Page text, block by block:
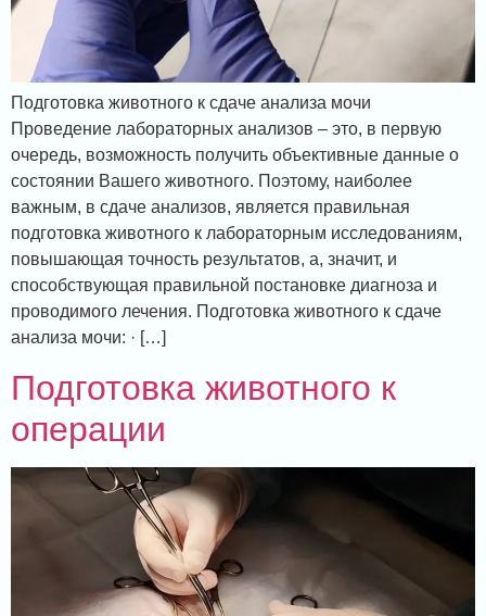
Подготовка животного к сдаче анализа мочи
Проведение лабораторных анализов – это, в первую
очередь, возможность получить объективные данные о
состоянии Вашего животного. Поэтому, наиболее
важным, в сдаче анализов, является правильная
подготовка животного к лабораторным исследованиям,
повышающая точность результатов, а, значит, и
способствующая правильной постановке диагноза и
проводимого лечения. Подготовка животного к сдаче
анализа мочи: · […]
Подготовка животного к
операции